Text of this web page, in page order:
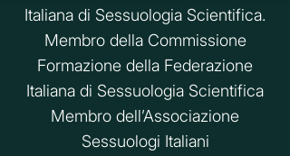
Italiana di Sessuologia Scientifica.
Membro della Commissione
Formazione della Federazione
Italiana di Sessuologia Scientifica
Membro dell’Associazione
Sessuologi Italiani